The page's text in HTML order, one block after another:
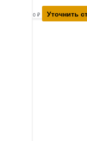
0 ₽ Уточнить